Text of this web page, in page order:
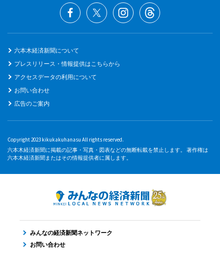
六本木経済新聞について
プレスリリース・情報提供はこちらから
アクセスデータの利用について
お問い合わせ
広告のご案内
Copyright 2023 kikukakuhanasu All rights reserved.
六本木経済新聞に掲載の記事・写真・図表などの無断転載を禁止します。 著作権は
六本木経済新聞またはその情報提供者に属します。
みんなの経済新聞ネットワーク
お問い合わせ